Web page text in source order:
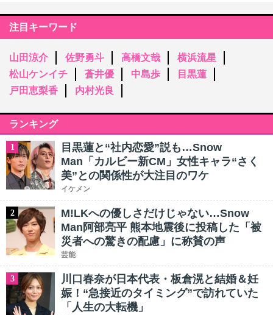
注目キーワード
山田涼介 佐野勇斗 高橋文哉
横浜流星
松山ケンイチ
蒼井優 中島歩
目黒蓮
戸田恵梨香
内村光良
ランキング
1
目黒蓮と“社内恋愛”説も…Snow
Man「カルビー新CM」女性キャラ“さく
美”との関係性が大注目のワケ
イケメン
2
M!LKへの優しさだけじゃない…Snow
Man阿部亮平 熊本地震後に投稿した「被
災者への驚きの配慮」に称賛の声
芸能
3
川口春奈が日本代表・板倉滉と結婚＆妊
娠！“急接近のタイミング”で訪れていた
「人生の大転機」